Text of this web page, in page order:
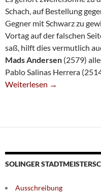
Schach, auf Bestellung
Gegner mit Schwarz zu
Vortag auf der falschen
saß, hilft dies vermutlich
Mads Andersen (2579)
Pablo Salinas Herrera
Andersen Beim Weltcup
Weiterlesen →
SOLINGER
Ausschreibung